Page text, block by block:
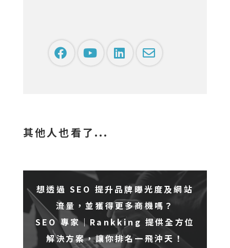
其他人也看了...
想透過 SEO 提升品牌曝光度及網站
流量，並獲得更多商機嗎？
SEO 專家｜Rankking 提供全方位
解決方案，讓你排名一飛沖天！